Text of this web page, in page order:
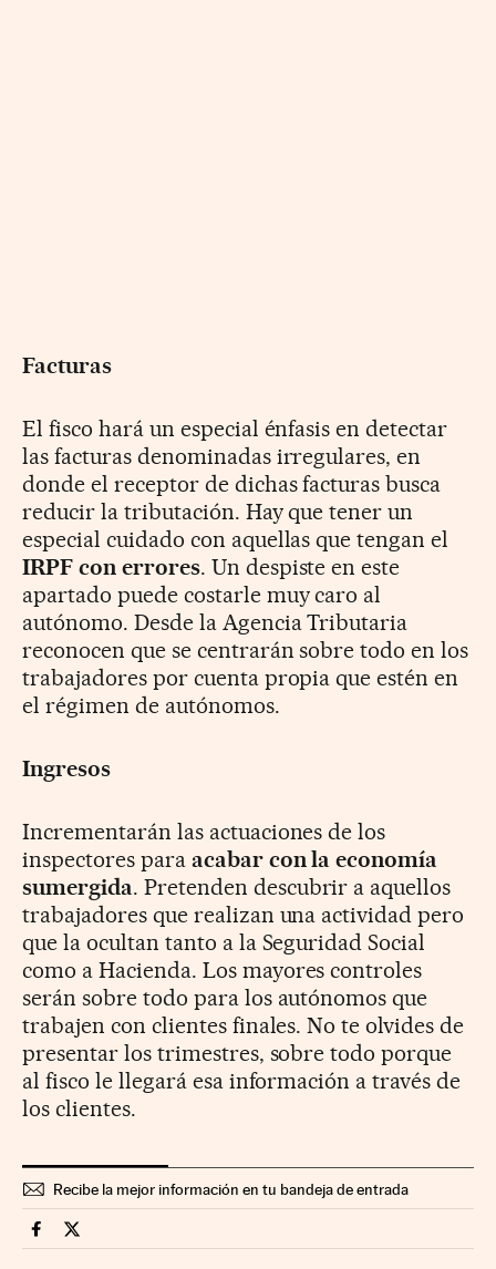
Facturas
El fisco hará un especial énfasis en detectar
las facturas denominadas irregulares, en
donde el receptor de dichas facturas busca
reducir la tributación. Hay que tener un
especial cuidado con aquellas que tengan el
IRPF con errores. Un despiste en este
apartado puede costarle muy caro al
autónomo. Desde la Agencia Tributaria
reconocen que se centrarán sobre todo en los
trabajadores por cuenta propia que estén en
el régimen de autónomos.
Ingresos
Incrementarán las actuaciones de los
inspectores paraacabar con la economía
sumergida. Pretenden descubrir a aquellos
trabajadores que realizan una actividad pero
que la ocultan tanto a la Seguridad Social
como a Hacienda. Los mayores controles
serán sobre todo para los autónomos que
trabajen con clientes finales. No te olvides de
presentar los trimestres, sobre todo porque
al fisco le llegará esa información a través de
los clientes.
Recibe la mejor información en tu bandeja de entrada
Territorio Pyme Cinco Días en Facebook
Territorio Pyme Cinco Días en Twitter